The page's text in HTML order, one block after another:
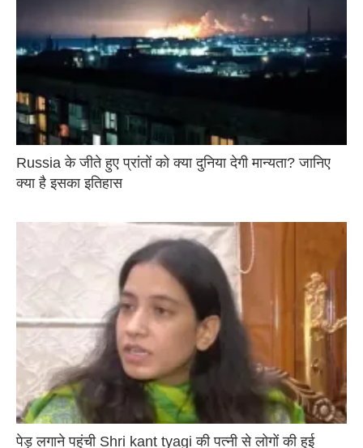
Russia के जीते हुए प्रांतों को क्या दुनिया देगी मान्यता? जानिए
क्या है इसका इतिहास
पेड़ लगाने पहुंची Shri kant tyagi की पत्नी से लोगों की हुई